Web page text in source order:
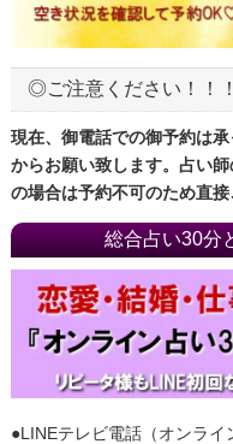
◎ご注意ください！！！
現在、御電話での御予約は承
からお願い致します。占い
の場合は予約不可のため直接
総合占い30分
●LINEテレビ電話（オンラ